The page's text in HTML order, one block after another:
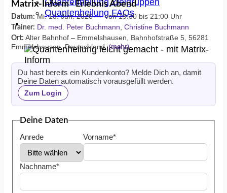
Quantenheilung Zielgruppen
Quantenheilung FAQs
Seminare
Matrix-Inform · Erlebnis Abend
Datum:Mi. 10. Jun. 2026 – von 19:30 bis 21:00 Uhr
Trainer: Dr. med. Peter Buchmann Christine Buchmann
Ort: Alter Bahnhof – Emmelshausen, Bahnhofstraße 5, 56281
Emmelshausen, Deutschland(mehr)
Du hast bereits ein Kundenkonto? Melde Dich an, damit
Deine Daten automatisch vorausgefüllt werden.
Zum Login
Deine Daten
Anrede
Vorname*
Nachname*